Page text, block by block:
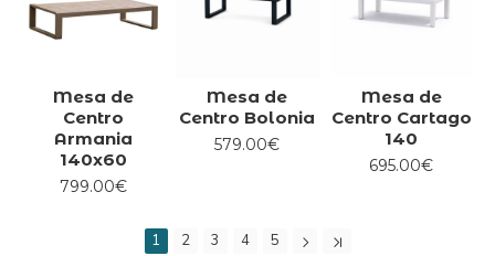
Mesa de
Centro
Armania
140x60
799.00€
Mesa de
Centro Bolonia
579.00€
Mesa de
Centro Cartago
140
695.00€
1 2 3 4 5